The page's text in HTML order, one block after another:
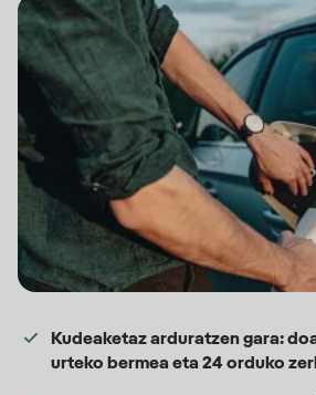
Kudeaketaz arduratzen gara:
urteko bermea eta 24 orduko